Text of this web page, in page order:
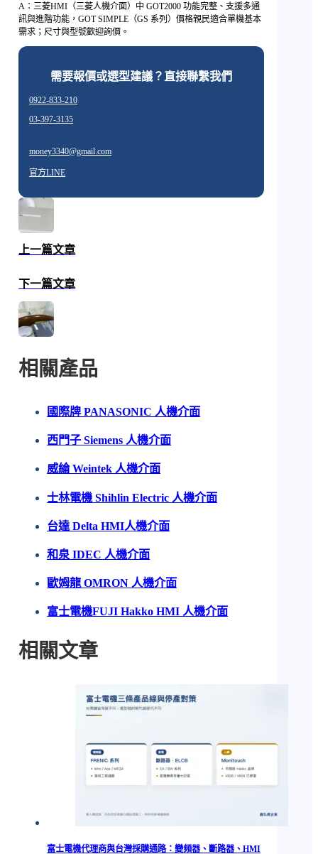
A：三菱HMI（三菱人機介面）中 GOT2000 功能完整、支援多通
訊與進階功能，GOT SIMPLE（GS 系列）價格親民適合單機基本
需求；尺寸與型號歡迎詢價。
需要報價或選型建議？直接聯繫我們
0922-833-210
03-397-3135
money3340@gmail.com
官方LINE
上一篇文章
下一篇文章
相關產品
國際牌 PANASONIC 人機介面
西門子 Siemens 人機介面
威綸 Weintek 人機介面
士林電機 Shihlin Electric 人機介面
台達 Delta HMI人機介面
和泉 IDEC 人機介面
歐姆龍 OMRON 人機介面
富士電機FUJI Hakko HMI 人機介面
相關文章
富士電機代理商與台灣採購通路：變頻器、斷路器、HMI